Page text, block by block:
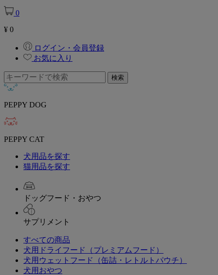
0
¥ 0
ログイン・会員登録
お気に入り
PEPPY DOG
PEPPY CAT
犬用品を探す
猫用品を探す
ドッグフード・おやつ
サプリメント
すべての商品
犬用ドライフード（プレミアムフード）
犬用ウェットフード（缶詰・レトルトパウチ）
犬用おやつ